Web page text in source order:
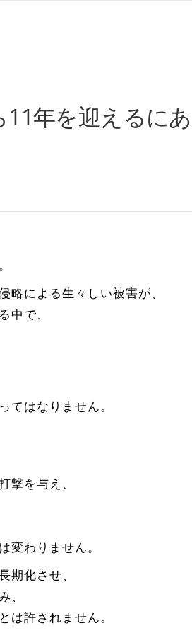
11年を迎えるに
による生々しい被害が、
で、
はなりません。
を与え、
わりません。
化させ、
許されません。